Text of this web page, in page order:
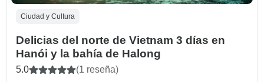
Ciudad y Cultura
Delicias del norte de Vietnam 3 días en
Hanói y la bahía de Halong
5.0 (1 reseña)